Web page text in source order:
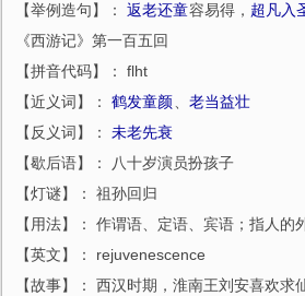
【举例造句】： 返老还童容易得， 超凡入
《西游记》第一百五回
【拼音代码】： flht
【近义词】： 鹤发童颜
老当益壮
【反义词】： 未老先衰
【歇后语】： 八十岁演员扮孩子
【灯谜】： 祖孙回归
【用法】： 作谓语、定语、宾语；指人的
【英文】： rejuvenescence
【故事】： 西汉时期，淮南王刘安喜欢求